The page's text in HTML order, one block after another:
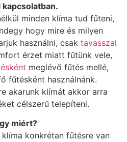
minden klíma tud fűteni,
hogy mire és milyen
használni, csak tavasszal
érzet miatt fűtünk vele,
meglévő fűtés mellé,
fűtésként használnánk.
akarunk klímát akkor arra
célszerű telepíteni.
miért?
konkrétan fűtésre van